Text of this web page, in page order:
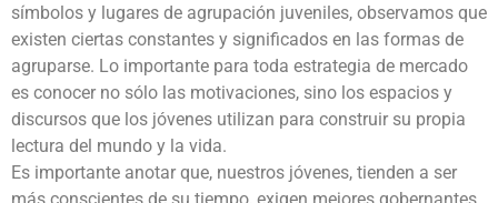
símbolos y lugares de agrupación juveniles, observamos que
existen ciertas constantes y significados en las formas de
agruparse. Lo importante para toda estrategia de mercado
es conocer no sólo las motivaciones, sino los espacios y
discursos que los jóvenes utilizan para construir su propia
lectura del mundo y la vida.
Es importante anotar que, nuestros jóvenes, tienden a ser